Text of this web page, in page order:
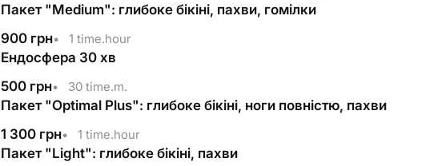
Пакет "Medium": глибоке бікіні, пахви, гомілки
900 грн• 1 time.hour
Ендосфера 30 хв
500 грн• 30 time.m.
Пакет "Optimal Plus": глибоке бікіні, ноги повністю, пахви
1 300 грн• 1 time.hour
Пакет "Light": глибоке бікіні, пахви